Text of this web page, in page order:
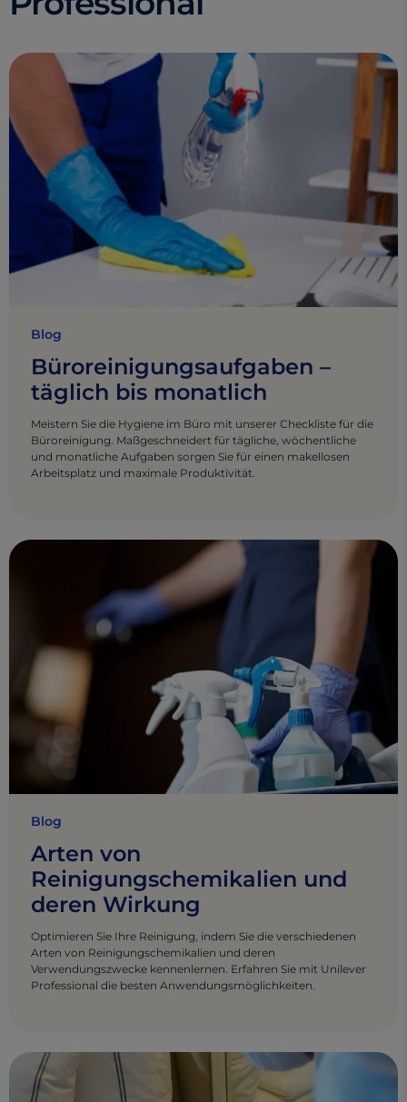
Blog
Büroreinigungsaufgaben –
täglich bis monatlich
Meistern Sie die Hygiene im Büro mit unserer Checkliste für die
Büroreinigung. Maßgeschneidert für tägliche, wöchentliche
und monatliche Aufgaben sorgen Sie für einen makellosen
Arbeitsplatz und maximale Produktivität.
Blog
Arten von
Reinigungschemikalien und
deren Wirkung
Optimieren Sie Ihre Reinigung, indem Sie die verschiedenen
Arten von Reinigungschemikalien und deren
Verwendungszwecke kennenlernen. Erfahren Sie mit Unilever
Professional die besten Anwendungsmöglichkeiten.